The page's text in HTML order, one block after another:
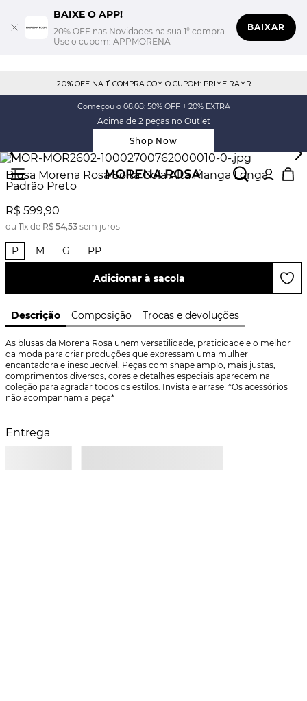
BAIXE O APP!
20% OFF nas Novidades na sua 1° compra.
Use o cupom: APPMORENA
BAIXAR
20% OFF NA 1° COMPRA COM O CUPOM: PRIMEIRAMR
Começou o 08.08: 50% OFF + 20% EXTRA
Acima de 2 peças no Outlet
Shop Now
Blusa Morena Rosa Solta Gola Alta Manga Longa
Padrão Preto
R$ 599,90
ou 11x de R$ 54,53 sem juros
P M G PP
Adicionar à sacola
Descrição Composição Trocas e devoluções
As blusas da Morena Rosa unem versatilidade, praticidade e o melhor
da moda para criar produções que expressam uma mulher
encantadora e inesquecível. Peças com shape amplo, mais justas,
comprimentos diversos, cores e detalhes especiais aparecem na
coleção para agradar todos os estilos. Invista e arrase! *Os acessórios
não acompanham a peça*
Entrega